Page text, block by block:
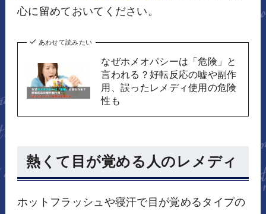
心に留めておいてください。
あわせて読みたい
なぜホメオパシーは「危険」と
言われる？好転反応の嘘や副作
用、誤ったレメディ使用の危険
性も
熱くて目が覚める人のレメディ
ホットフラッシュや寝汗で目が覚めるタイプの